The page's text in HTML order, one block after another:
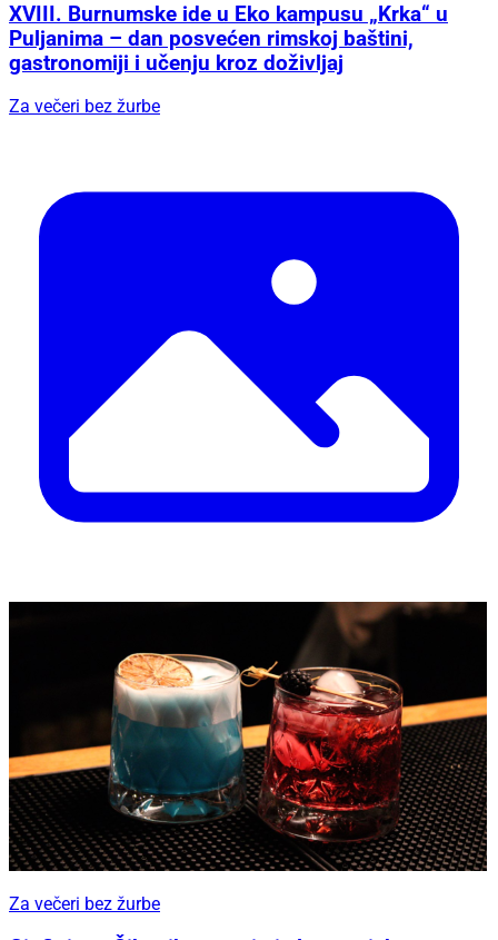
XVIII. Burnumske ide u Eko kampusu „Krka“ u
Puljanima – dan posvećen rimskoj baštini,
gastronomiji i učenju kroz doživljaj
Za večeri bez žurbe
Za večeri bez žurbe